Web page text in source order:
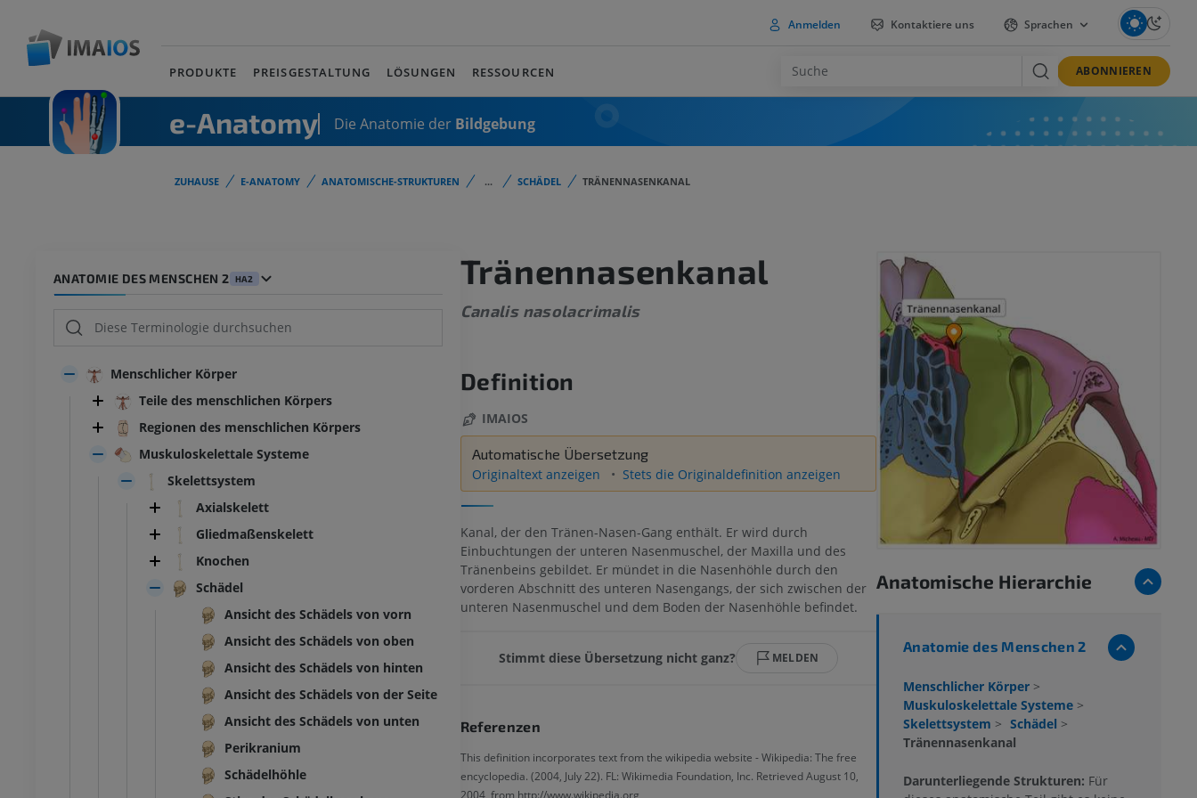
Anmelden Kontaktiere uns Sprachen
PRODUKTE PREISGESTALTUNG LÖSUNGEN RESSOURCEN ABONNIEREN
e-Anatomy Die Anatomie der Bildgebung
ZUHAUSE E-ANATOMY ANATOMISCHE-STRUKTUREN ... SCHÄDEL TRÄNENNASENKANAL
ANATOMIE DES MENSCHEN 2 HA2
Menschlicher Körper
Teile des menschlichen Körpers
Regionen des menschlichen Körpers
Muskuloskelettale Systeme
Skelettsystem
Axialskelett
Gliedmaßenskelett
Knochen
Schädel
Ansicht des Schädels von vorn
Ansicht des Schädels von oben
Ansicht des Schädels von hinten
Ansicht des Schädels von der Seite
Ansicht des Schädels von unten
Perikranium
Schädelhöhle
Tränennasenkanal
Canalis nasolacrimalis
Definition
IMAIOS
Automatische Übersetzung
Originaltext anzeigen
Stets die Originaldefinition anzeigen
Kanal, der den Tränen-Nasen-Gang enthält. Er wird durch
Einbuchtungen der unteren Nasenmuschel, der Maxilla und des
Tränenbeins gebildet. Er mündet in die Nasenhöhle durch den
vorderen Abschnitt des unteren Nasengangs, der sich zwischen der
unteren Nasenmuschel und dem Boden der Nasenhöhle befindet.
Stimmt diese Übersetzung nicht ganz? MELDEN
Referenzen
This definition incorporates text from the wikipedia website - Wikipedia: The free
encyclopedia. (2004, July 22). FL: Wikimedia Foundation, Inc. Retrieved August 10,
2004, from http://www.wikipedia.org
Anatomische Hierarchie
Anatomie des Menschen 2
Menschlicher Körper >
Muskuloskelettale Systeme >
Skelettsystem > Schädel >
Tränennasenkanal
Darunterliegende Strukturen: Für